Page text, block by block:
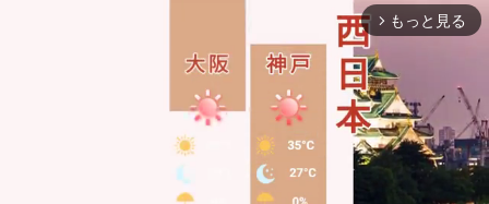
arrow_forward_ios もっと見る